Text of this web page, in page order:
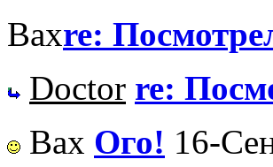
Вахre:
Doctor re:
Вах Ого! 16-